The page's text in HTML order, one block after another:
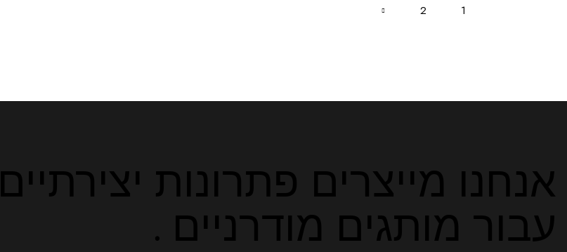
1
2
אנחנו מייצרים פתרונות יצירתיים
עבור מותגים מודרניים .